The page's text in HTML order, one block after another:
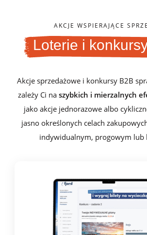
AKCJE WSPIERAJĄCE
Loterie i
Akcje sprzedażowe i konkursy B2B
zależy Ci na szybkich i mierzalnych
jako akcje jednorazowe albo
jasno określonych celach
indywidualnym, progowym lub